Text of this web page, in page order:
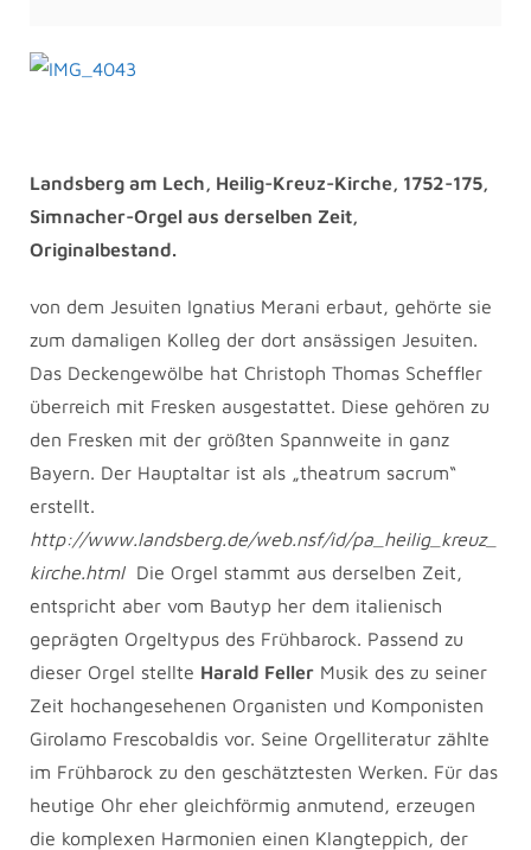
Landsberg am Lech, Heilig-Kreuz-Kirche, 1752-175,
Simnacher-Orgel aus derselben Zeit,
Originalbestand.
von dem Jesuiten Ignatius Merani erbaut, gehörte sie
zum damaligen Kolleg der dort ansässigen Jesuiten.
Das Deckengewölbe hat Christoph Thomas Scheffler
überreich mit Fresken ausgestattet. Diese gehören zu
den Fresken mit der größten Spannweite in ganz
Bayern. Der Hauptaltar ist als „theatrum sacrum“
erstellt.
http://www.landsberg.de/web.nsf/id/pa_heilig_kreuz_
kirche.html Die Orgel stammt aus derselben Zeit,
entspricht aber vom Bautyp her dem italienisch
geprägten Orgeltypus des Frühbarock. Passend zu
dieser Orgel stellte Harald Feller Musik des zu seiner
Zeit hochangesehenen Organisten und Komponisten
Girolamo Frescobaldis vor. Seine Orgelliteratur zählte
im Frühbarock zu den geschätztesten Werken. Für das
heutige Ohr eher gleichförmig anmutend, erzeugen
die komplexen Harmonien einen Klangteppich, der